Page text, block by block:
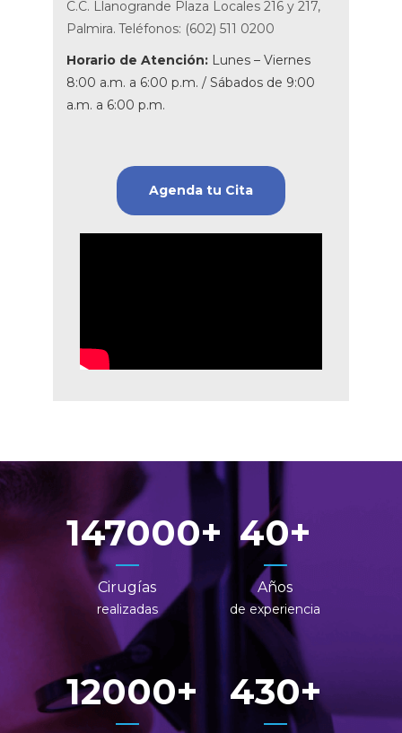
C.C. Llanogrande Plaza Locales 216 y 217,
Palmira. Teléfonos: (602) 511 0200
Horario de Atención: Lunes – Viernes
8:00 a.m. a 6:00 p.m. / Sábados de 9:00
a.m. a 6:00 p.m.
Agenda tu Cita
147000
Cirugías
realizadas
40
Años
de experiencia
12000 430